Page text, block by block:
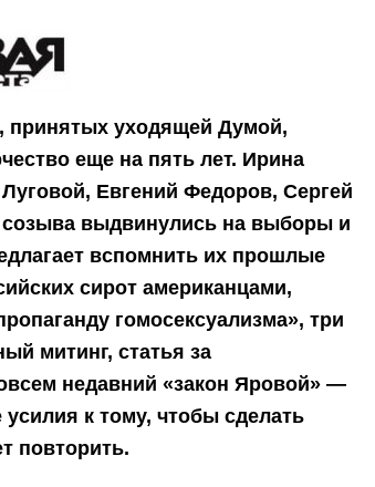
принятых уходящей Думой,
еще на пять лет. Ирина
Евгений Федоров, Сергей
выдвинулись на выборы и
вспомнить их прошлые
сирот американцами,
гомосексуализма», три
митинг, статья за
недавний «закон Яровой» —
к тому, чтобы сделать
повторить.